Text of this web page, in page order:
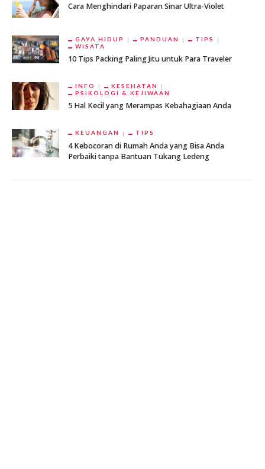
Cara Menghindari Paparan Sinar Ultra-Violet
GAYA HIDUP PANDUAN
TIPS
WISATA
10 Tips Packing Paling Jitu untuk Para Traveler
INFO
KESEHATAN
PSIKOLOGI & KEJIWAAN
5 Hal Kecil yang Merampas Kebahagiaan Anda
KEUANGAN TIPS
4 Kebocoran di Rumah Anda yang Bisa Anda
Perbaiki tanpa Bantuan Tukang Ledeng